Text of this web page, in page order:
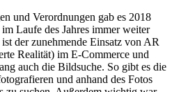
und Verordnungen gab es 2018
Laufe des Jahres immer weiter
der zunehmende Einsatz von AR
Realität) im E-Commerce und
auch die Bildsuche. So gibt es die
und anhand des Fotos